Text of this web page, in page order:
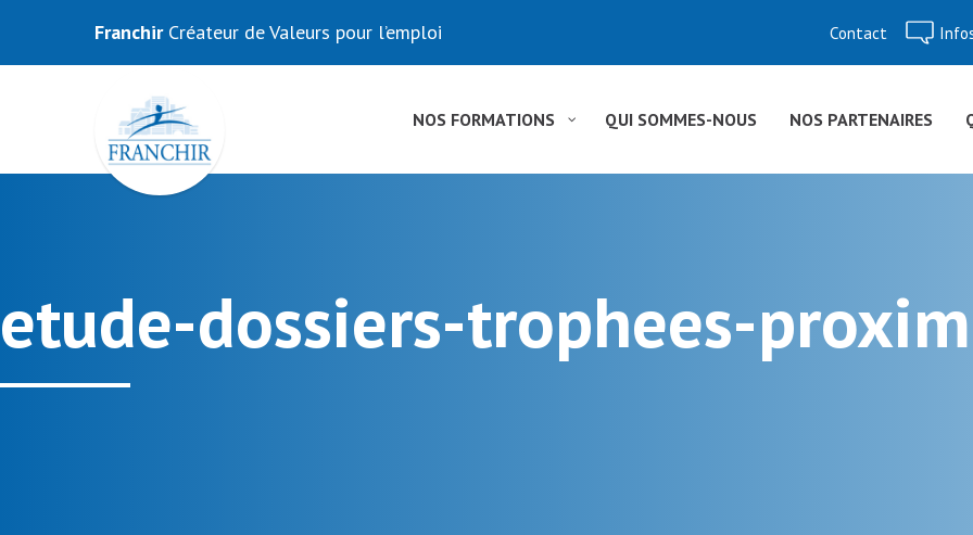
Franchir Créateur de Valeurs pour l’emploi Contact
contenu
NOS FORMATIONS QUI SOMMES-NOUS NOS PARTENAIRES
etude-dossiers-trophees-